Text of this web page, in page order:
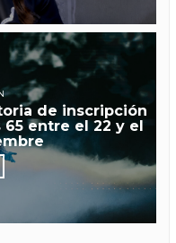
de inscripción
entre el 22 y el